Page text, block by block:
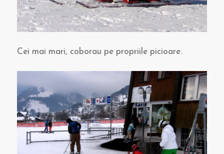
Cei mai mari, coborau pe propriile picioare.